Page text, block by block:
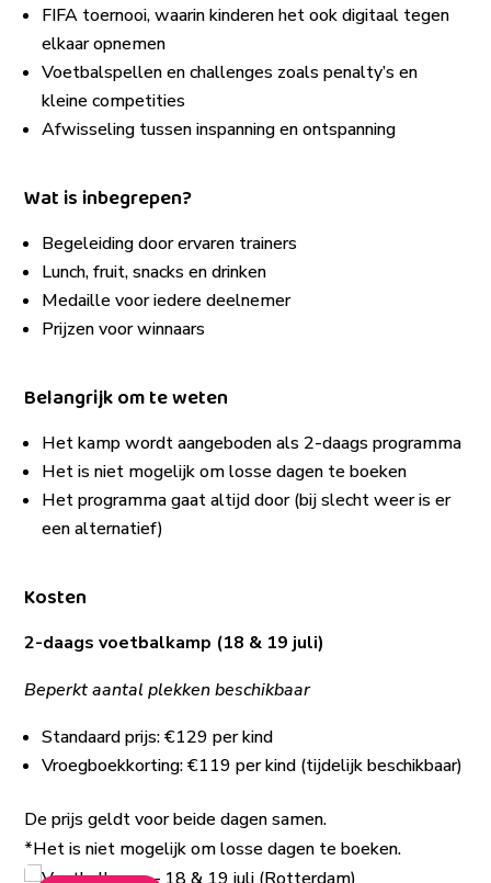
FIFA toernooi, waarin kinderen het ook digitaal tegen
elkaar opnemen
Voetbalspellen en challenges zoals penalty’s en
kleine competities
Afwisseling tussen inspanning en ontspanning
Wat is inbegrepen?
Begeleiding door ervaren trainers
Lunch, fruit, snacks en drinken
Medaille voor iedere deelnemer
Prijzen voor winnaars
Belangrijk om te weten
Het kamp wordt aangeboden als 2-daags programma
Het is niet mogelijk om losse dagen te boeken
Het programma gaat altijd door (bij slecht weer is er
een alternatief)
Kosten
2-daags voetbalkamp (18 & 19 juli)
Beperkt aantal plekken beschikbaar
Standaard prijs: €129 per kind
Vroegboekkorting: €119 per kind (tijdelijk beschikbaar)
De prijs geldt voor beide dagen samen.
*Het is niet mogelijk om losse dagen te boeken.